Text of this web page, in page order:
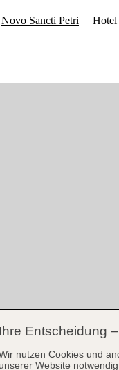
Ihre Entscheidung
nutzen Cookies und
unserer Website